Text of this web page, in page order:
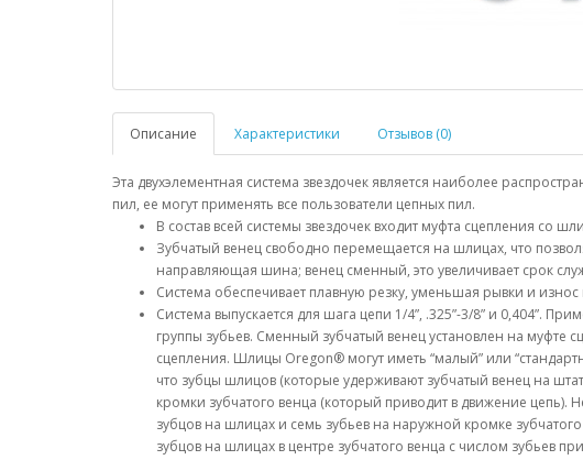
Описание Характеристики Отзывов (0)
Эта двухэлементная система звездочек является наиболее
пил, ее могут применять все пользователи цепных пил.
В состав всей системы звездочек входит муфта сцепления со
Зубчатый венец свободно перемещается на шлицах, что
направляющая шина; венец сменный, это увеличивает срок
Система обеспечивает плавную резку, уменьшая рывки и износ
Система выпускается для шага цепи 1/4”, .325”-3/8” и 0,404”.
группы зубьев. Сменный зубчатый венец установлен на муфте
сцепления. Шлицы Oregon® могут иметь “малый” или
что зубцы шлицов (которые удерживают зубчатый венец на
кромки зубчатого венца (который приводит в движение
зубцов на шлицах и семь зубьев на наружной кромке
зубцов на шлицах в центре зубчатого венца с числом зубьев